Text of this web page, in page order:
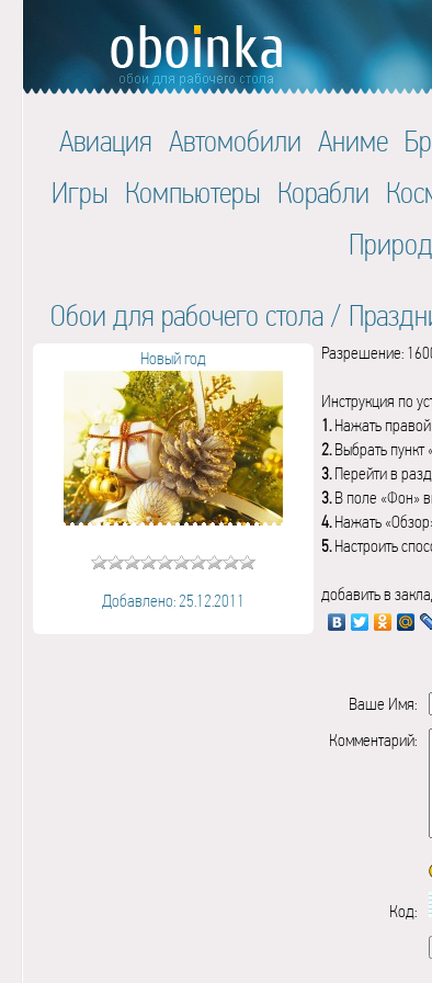
Авиация Автомобили Аниме
Игры Компьютеры Корабли
Обои для рабочего стола/
Новый год
Добавлено: 25.12.2011
Разрешение:
Инструкция по
1.Нажать правой
2.Выбрать пункт
3.Перейти в
3.В поле «Фон»
4.Нажать
5.Настроить
добавить в
Ваше Имя:
Комментарий:
Код: